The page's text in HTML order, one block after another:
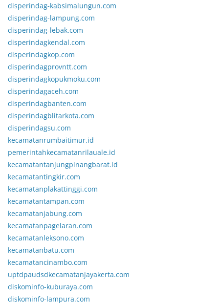
disperindag-kabsimalungun.com
disperindag-lampung.com
disperindag-lebak.com
disperindagkendal.com
disperindagkop.com
disperindagprovntt.com
disperindagkopukmoku.com
disperindagaceh.com
disperindagbanten.com
disperindagblitarkota.com
disperindagsu.com
kecamatanrumbaitimur.id
pemerintahkecamatanrilauale.id
kecamatantanjungpinangbarat.id
kecamatantingkir.com
kecamatanplakattinggi.com
kecamatantampan.com
kecamatanjabung.com
kecamatanpagelaran.com
kecamatanleksono.com
kecamatanbatu.com
kecamatancinambo.com
uptdpaudsdkecamatanjayakerta.com
diskominfo-kuburaya.com
diskominfo-lampura.com